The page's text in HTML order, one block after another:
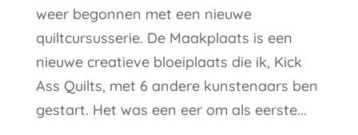
weer begonnen met een nieuwe
quiltcursusserie. De Maakplaats is een
nieuwe creatieve bloeiplaats die ik, Kick
Ass Quilts, met 6 andere kunstenaars ben
gestart. Het was een eer om als eerste...